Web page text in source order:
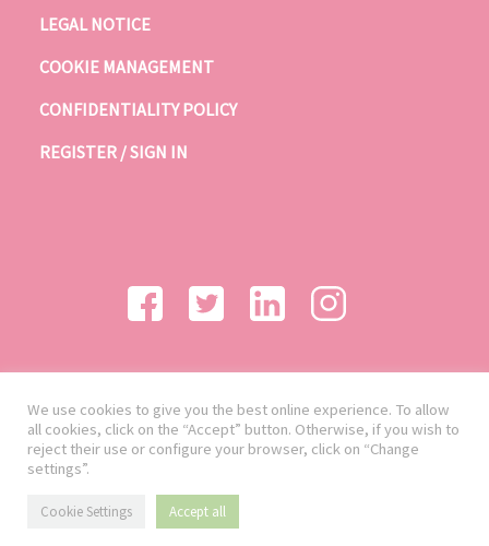
LEGAL NOTICE
COOKIE MANAGEMENT
CONFIDENTIALITY POLICY
REGISTER / SIGN IN
We use cookies to give you the best online experience. To allow
all cookies, click on the “Accept” button. Otherwise, if you wish to
reject their use or configure your browser, click on “Change
settings”.
Cookie Settings Accept all